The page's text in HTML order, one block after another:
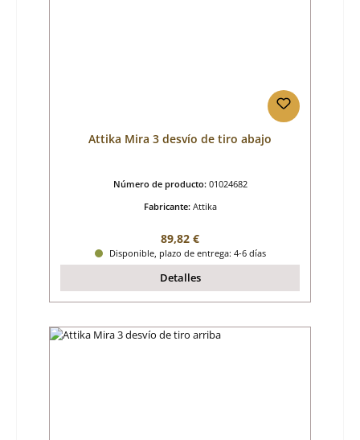
Attika Mira 3 desvío de tiro abajo
Número de producto: 01024682
Fabricante: Attika
Precio normal:
89,82 €
Disponible, plazo de entrega: 4-6 días
Detalles